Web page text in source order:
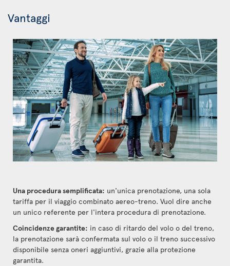
Vantaggi
Una procedura semplificata: un'unica prenotazione, una sola
tariffa per il viaggio combinato aereo-treno. Vuol dire anche
un unico referente per l'intera procedura di prenotazione.
Coincidenze garantite: in caso di ritardo del volo o del treno,
la prenotazione sarà confermata sul volo o il treno successivo
disponibile senza oneri aggiuntivi, grazie alla protezione
garantita.